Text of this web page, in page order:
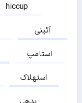
hiccup
آئینی
استامپ
استهلاک